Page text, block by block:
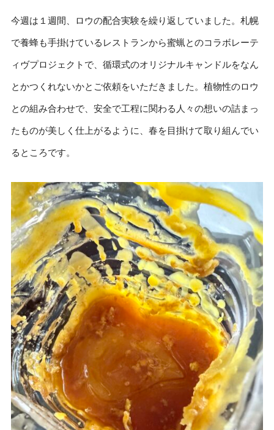
今週は１週間、ロウの配合実験を繰り返していました。札幌
で養蜂も手掛けているレストランから蜜蝋とのコラボレーテ
ィヴプロジェクトで、循環式のオリジナルキャンドルをなん
とかつくれないかとご依頼をいただきました。植物性のロウ
との組み合わせで、安全で工程に関わる人々の想いの詰まっ
たものが美しく仕上がるように、春を目掛けて取り組んでい
るところです。